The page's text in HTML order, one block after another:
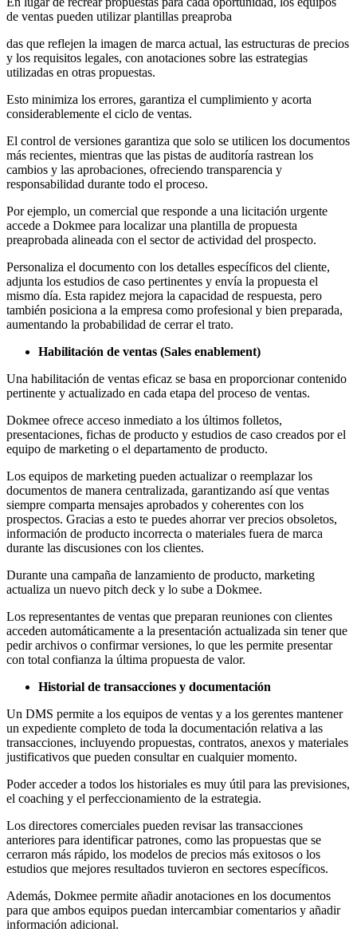
de ventas pueden utilizar plantillas preaproba
das que reflejen la imagen de marca actual, las estructuras de precios
y los requisitos legales, con anotaciones sobre las estrategias
utilizadas en otras propuestas.
Esto minimiza los errores, garantiza el cumplimiento y acorta
considerablemente el ciclo de ventas.
El control de versiones garantiza que solo se utilicen los documentos
más recientes, mientras que las pistas de auditoría rastrean los
cambios y las aprobaciones, ofreciendo transparencia y
responsabilidad durante todo el proceso.
Por ejemplo, un comercial que responde a una licitación urgente
accede a Dokmee para localizar una plantilla de propuesta
preaprobada alineada con el sector de actividad del prospecto.
Personaliza el documento con los detalles específicos del cliente,
adjunta los estudios de caso pertinentes y envía la propuesta el
mismo día. Esta rapidez mejora la capacidad de respuesta, pero
también posiciona a la empresa como profesional y bien preparada,
aumentando la probabilidad de cerrar el trato.
Habilitación de ventas (Sales enablement)
Una habilitación de ventas eficaz se basa en proporcionar contenido
pertinente y actualizado en cada etapa del proceso de ventas.
Dokmee ofrece acceso inmediato a los últimos folletos,
presentaciones, fichas de producto y estudios de caso creados por el
equipo de marketing o el departamento de producto.
Los equipos de marketing pueden actualizar o reemplazar los
documentos de manera centralizada, garantizando así que ventas
siempre comparta mensajes aprobados y coherentes con los
prospectos. Gracias a esto te puedes ahorrar ver precios obsoletos,
información de producto incorrecta o materiales fuera de marca
durante las discusiones con los clientes.
Durante una campaña de lanzamiento de producto, marketing
actualiza un nuevo pitch deck y lo sube a Dokmee.
Los representantes de ventas que preparan reuniones con clientes
acceden automáticamente a la presentación actualizada sin tener que
pedir archivos o confirmar versiones, lo que les permite presentar
con total confianza la última propuesta de valor.
Historial de transacciones y documentación
Un DMS permite a los equipos de ventas y a los gerentes mantener
un expediente completo de toda la documentación relativa a las
transacciones, incluyendo propuestas, contratos, anexos y materiales
justificativos que pueden consultar en cualquier momento.
Poder acceder a todos los historiales es muy útil para las previsiones,
el coaching y el perfeccionamiento de la estrategia.
Los directores comerciales pueden revisar las transacciones
anteriores para identificar patrones, como las propuestas que se
cerraron más rápido, los modelos de precios más exitosos o los
estudios que mejores resultados tuvieron en sectores específicos.
Además, Dokmee permite añadir anotaciones en los documentos
para que ambos equipos puedan intercambiar comentarios y añadir
información adicional.